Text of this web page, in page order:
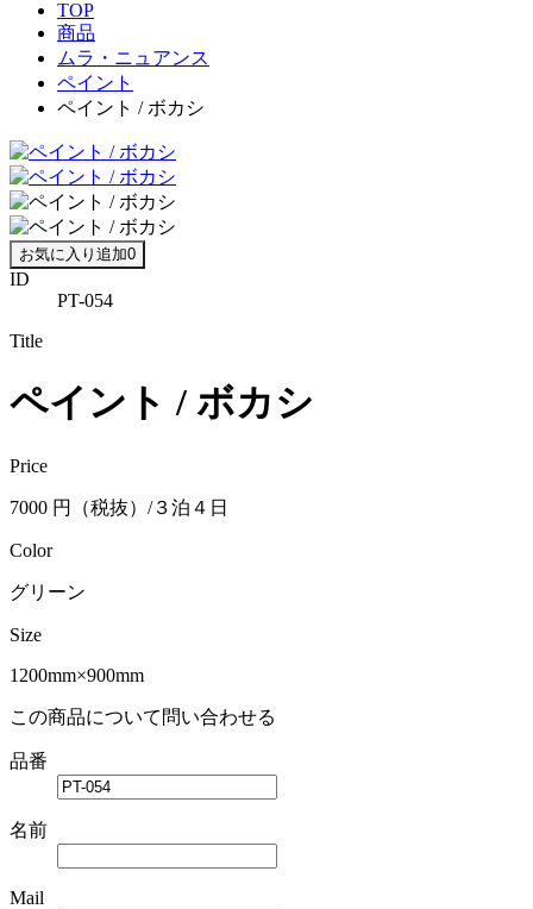
TOP
商品
ムラ・ニュアンス
ペイント
ペイント / ボカシ
お気に入り追加0
ID
PT-054
Title
ペイント / ボカシ
Price
7000 円（税抜）/３泊４日
Color
グリーン
Size
1200mm×900mm
この商品について問い合わせる
品番
名前
Mail